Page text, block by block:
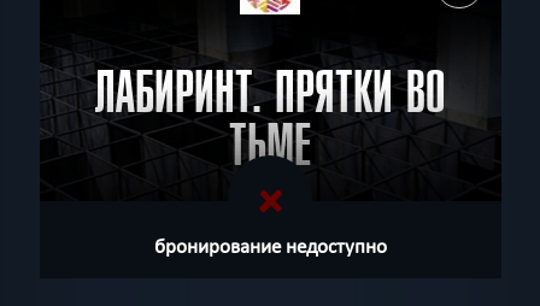
ЛАБИРИНТ. ПРЯТКИ ВО
ТЬМЕ
бронирование недоступно